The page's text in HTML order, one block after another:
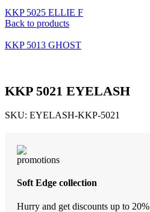
KKP 5025 ELLIE F
Back to products
KKP 5013 GHOST
KKP 5021 EYELASH
SKU: EYELASH-KKP-5021
Soft Edge collection
Hurry and get discounts up to 20%